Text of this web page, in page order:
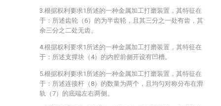
3.根据权利要求1所述的一种金属加工打磨装置，其特征在
于：所述齿轮（6）的为半齿轮，且其三分之一处有齿，其
余三分之二处无齿。
4.根据权利要求1所述的一种金属加工打磨装置，其特征在
于：所述支撑块（4）的内腔前侧开设有凹槽。
5.根据权利要求1所述的一种金属加工打磨装置，其特征在
于：所述连接杆（8）的数量为两个，且均匀对称分布在滑
轨（7）的底端左右两侧。